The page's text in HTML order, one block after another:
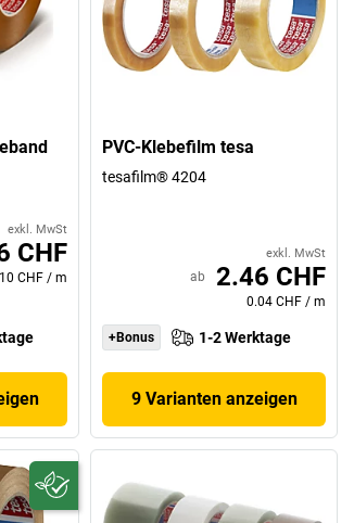
exkl. MwSt
CHF
CHF /m
PVC-Klebefilm tesa
tesafilm® 4204
exkl. MwSt
ab 2.46 CHF
0.04 CHF / m
+Bonus 1-2 Werktage
9 Varianten anzeigen